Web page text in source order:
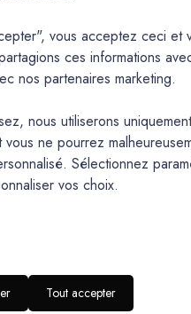
la protection finale de
liquide, non toxique
intérieur, ce glacis
un rendu final esthétique,
aqua
cirés
de couleur. Apporte
traces ni surcharges.
vous acceptez ceci et
ces informations
nos partenaires marketing.
nous utiliserons
ne pourrez
Sélectionnez
vos choix.
Tout accepter